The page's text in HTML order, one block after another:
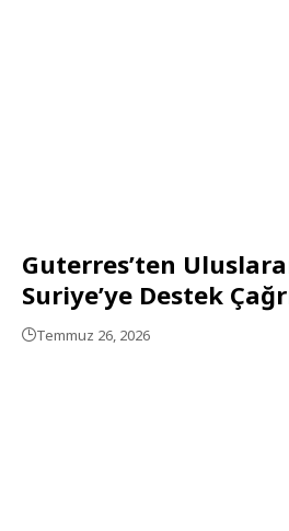
Guterres’ten
Suriye’ye Destek
Temmuz 26, 2026